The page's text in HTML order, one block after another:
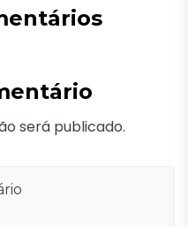
será publicado.